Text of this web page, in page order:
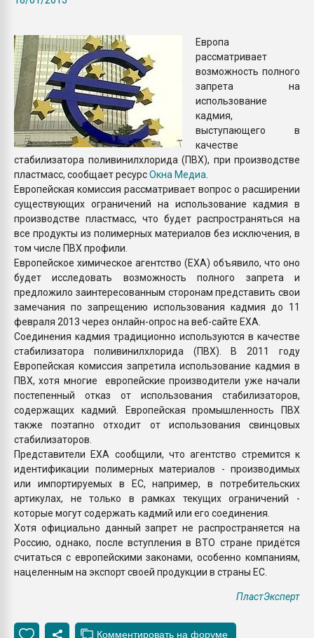
ПЕРЕЙТИ НА
Европа
рассматривает
возможность полного
запрета на
использование
кадмия,
выступающего в
качестве
стабилизатора поливинилхлорида (ПВХ), при производстве
пластмасс, сообщает ресурсОкна Медиа
Европейская комиссия рассматривает вопрос о расширении
существующих ограничений на использование кадмия в
производстве пластмасс, что будет распространяться на
все продукты из полимерных материалов без исключения, в
том числе ПВХ профили.
Европейское химическое агентство (ЕХА) объявило, что оно
будет исследовать возможность полного запрета и
предложило заинтересованным сторонам представить свои
замечания по запрещению использования кадмия до 11
февраля 2013 через онлайн-опрос на веб-сайте ЕХА.
Соединения кадмия традиционно используются в качестве
стабилизатора поливинилхлорида (ПВХ). В 2011 году
Европейская комиссия запретила использование кадмия в
ПВХ, хотя многие европейские производители уже начали
постепенный отказ от использования стабилизаторов,
содержащих кадмий. Европейская промышленность ПВХ
также поэтапно отходит от использования свинцовых
стабилизаторов.
Представители ЕХА сообщили, что агентство стремится к
идентификации полимерных материалов - производимых
или импортируемых в ЕС, например, в потребительских
артикулах, не только в рамках текущих ограничений -
которые могут содержать кадмий или его соединения.
Хотя официально данный запрет не распространяется на
Россию, однако, после вступления в ВТО стране придётся
считаться с европейскими законами, особенно компаниям,
нацеленным на экспорт своей продукции в страны ЕС.
ПластЭксперт